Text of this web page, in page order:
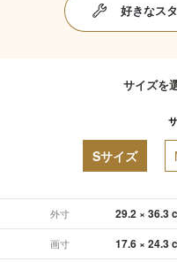
好きなス
サイズを
Sサイズ
外寸 29.2 × 36.3
画寸 17.6 × 24.3